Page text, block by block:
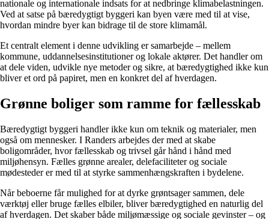
nationale og internationale indsats for at nedbringe klimabelastningen.
Ved at satse på bæredygtigt byggeri kan byen være med til at vise,
hvordan mindre byer kan bidrage til de store klimamål.
Et centralt element i denne udvikling er samarbejde – mellem
kommune, uddannelsesinstitutioner og lokale aktører. Det handler om
at dele viden, udvikle nye metoder og sikre, at bæredygtighed ikke kun
bliver et ord på papiret, men en konkret del af hverdagen.
Grønne boliger som ramme for fællesskab
Bæredygtigt byggeri handler ikke kun om teknik og materialer, men
også om mennesker. I Randers arbejdes der med at skabe
boligområder, hvor fællesskab og trivsel går hånd i hånd med
miljøhensyn. Fælles grønne arealer, delefaciliteter og sociale
mødesteder er med til at styrke sammenhængskraften i bydelene.
Når beboerne får mulighed for at dyrke grøntsager sammen, dele
værktøj eller bruge fælles elbiler, bliver bæredygtighed en naturlig del
af hverdagen. Det skaber både miljømæssige og sociale gevinster – og